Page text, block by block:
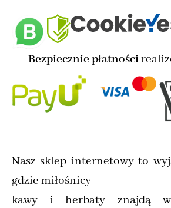
Bezpiecznie płatności
Nasz sklep internetowy to
gdzie miłośnicy
kawy i herbaty znajdą